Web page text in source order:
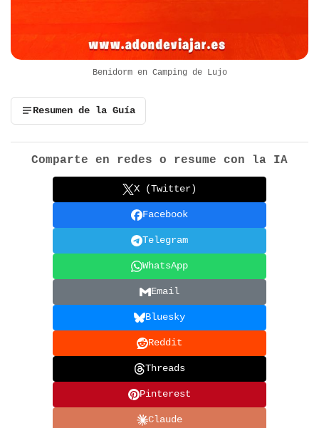
Benidorm en Camping de Lujo
Resumen de la Guía
Comparte en redes o resume con la IA
X (Twitter)
Facebook
Telegram
WhatsApp
Email
Bluesky
Reddit
Threads
Pinterest
Claude